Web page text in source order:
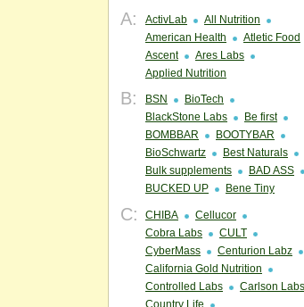
A: ActivLab
All Nutrition
American Health
Atletic Food
Ascent
Ares Labs
Applied Nutrition
B: BSN
BioTech
BlackStone Labs
Be first
BOMBBAR
BOOTYBAR
BioSchwartz
Best Naturals
Bulk supplements
BAD ASS
BUCKED UP
Bene Tiny
C: CHIBA
Cellucor
Cobra Labs
CULT
CyberMass
Centurion Labz
California Gold Nutrition
Controlled Labs
Carlson Labs
Country Life